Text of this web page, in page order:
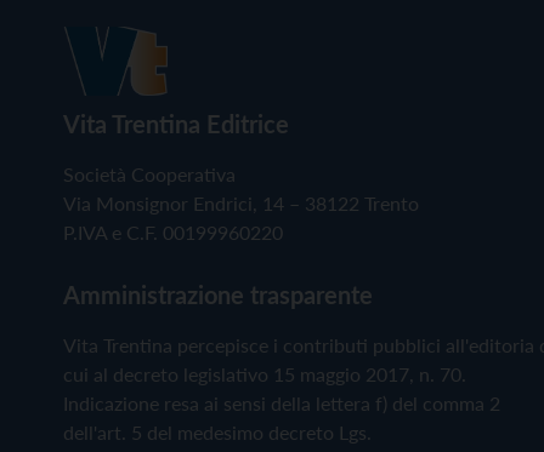
Vita Trentina Editrice
Società Cooperativa
Via Monsignor Endrici, 14 – 38122 Trento
P.IVA e C.F. 00199960220
Amministrazione trasparente
Vita Trentina percepisce i contributi pubblici all'editoria
cui al decreto legislativo 15 maggio 2017, n. 70.
Indicazione resa ai sensi della lettera f) del comma 2
dell'art. 5 del medesimo decreto Lgs.